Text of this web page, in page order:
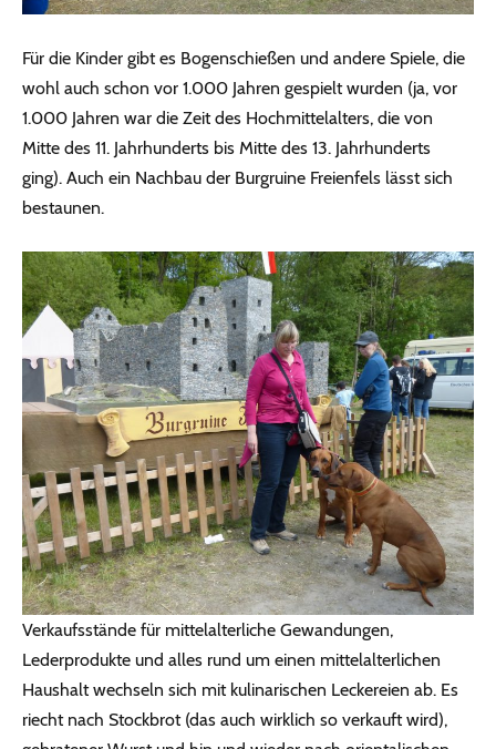
Für die Kinder gibt es Bogenschießen und andere Spiele, die
wohl auch schon vor 1.000 Jahren gespielt wurden (ja, vor
1.000 Jahren war die Zeit des Hochmittelalters, die von
Mitte des 11. Jahrhunderts bis Mitte des 13. Jahrhunderts
ging). Auch ein Nachbau der Burgruine Freienfels lässt sich
bestaunen.
Verkaufsstände für mittelalterliche Gewandungen,
Lederprodukte und alles rund um einen mittelalterlichen
Haushalt wechseln sich mit kulinarischen Leckereien ab. Es
riecht nach Stockbrot (das auch wirklich so verkauft wird),